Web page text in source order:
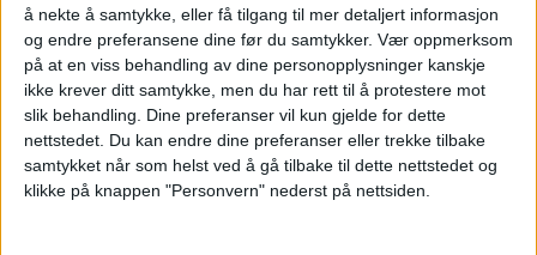
å nekte å samtykke, eller få tilgang til mer detaljert informasjon
og endre preferansene dine før du samtykker. Vær oppmerksom
på at en viss behandling av dine personopplysninger kanskje
ikke krever ditt samtykke, men du har rett til å protestere mot
slik behandling. Dine preferanser vil kun gjelde for dette
nettstedet. Du kan endre dine preferanser eller trekke tilbake
samtykket når som helst ved å gå tilbake til dette nettstedet og
klikke på knappen "Personvern" nederst på nettsiden.